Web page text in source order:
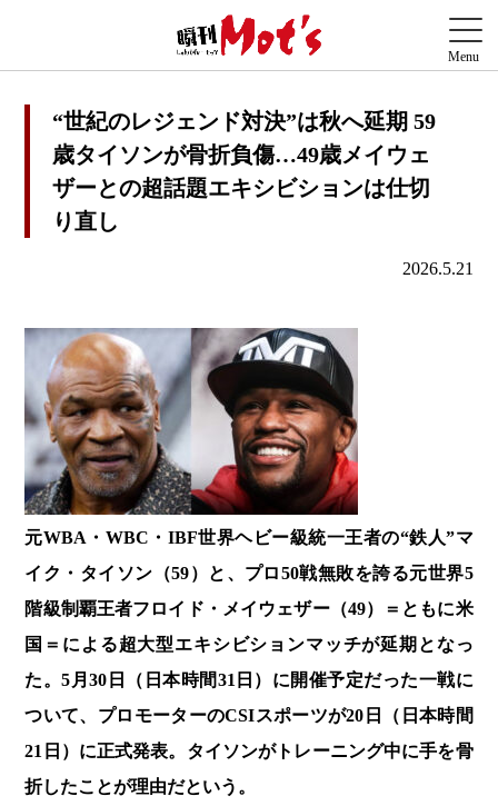
“世紀のレジェンド対決”は秋へ延期 59
歳タイソンが骨折負傷…49歳メイウェ
ザーとの超話題エキシビションは仕切
り直し
2026.5.21
元WBA・WBC・IBF世界ヘビー級統一王者の“鉄人”マ
イク・タイソン（59）と、プロ50戦無敗を誇る元世界5
階級制覇王者フロイド・メイウェザー（49）＝ともに米
国＝による超大型エキシビションマッチが延期となっ
た。5月30日（日本時間31日）に開催予定だった一戦に
ついて、プロモーターのCSIスポーツが20日（日本時間
21日）に正式発表。タイソンがトレーニング中に手を骨
折したことが理由だという。